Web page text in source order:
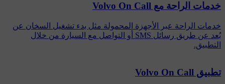
خدمات الراحة مع Volvo On Call
خدمات الراحة عبر الأجهزة المحمولة مثل بدء تشغيل السخان عن
بُعد عن طريق رسائل SMS أو التواصل مع السيارة من خلال
التطبيق.
تطبيق Volvo On Call